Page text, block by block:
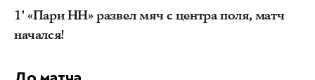
1' «Пари НН» развел мяч с центра поля, матч
начался!